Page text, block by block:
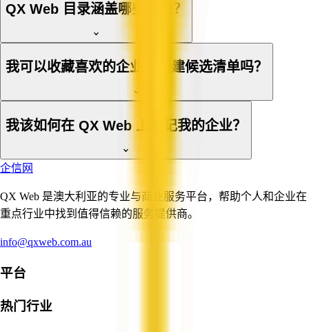
QX Web 目录涵盖哪些行业？
我可以收藏喜欢的企业或创建候选清单吗？
我该如何在 QX Web 上登记我的企业？
企信网
QX Web 是澳大利亚的专业与商业服务平台，帮助个人和企业在
重点行业中找到值得信赖的服务提供商。
info@qxweb.com.au
平台
热门行业